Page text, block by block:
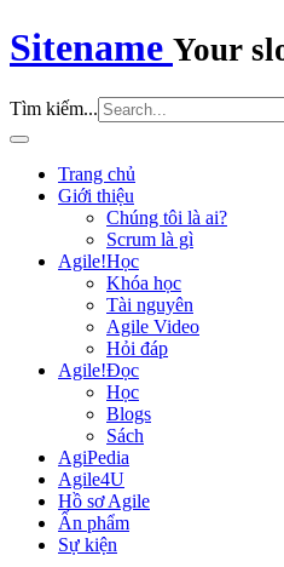
Sitename Your
Tìm kiếm...
Trang chủ
Giới thiệu
Chúng tôi là ai?
Scrum là gì
Agile!Học
Khóa học
Tài nguyên
Agile Video
Hỏi đáp
Agile!Đọc
Học
Blogs
Sách
AgiPedia
Agile4U
Hồ sơ Agile
Ấn phẩm
Sự kiện